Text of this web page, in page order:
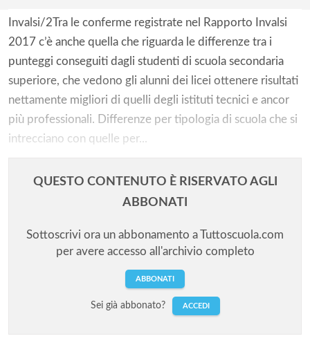
Invalsi/2Tra le conferme registrate nel Rapporto Invalsi
2017 c’è anche quella che riguarda le differenze tra i
punteggi conseguiti dagli studenti di scuola secondaria
superiore, che vedono gli alunni dei licei ottenere risultati
nettamente migliori di quelli degli istituti tecnici e ancor
più professionali. Differenze per tipologia di scuola che si
intrecciano con quelle per...
QUESTO CONTENUTO È RISERVATO AGLI
ABBONATI
Sottoscrivi ora un abbonamento a Tuttoscuola.com
per avere accesso all'archivio completo
ABBONATI
Sei già abbonato? ACCEDI